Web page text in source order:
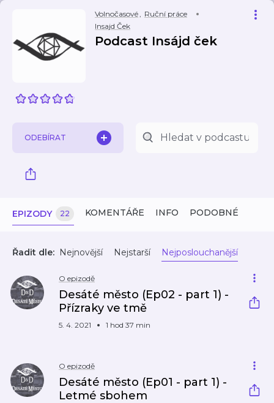
Volnočasové, Ruční práce
Insajd Ček
Podcast Insájd ček
ODEBÍRAT
EPIZODY 22 KOMENTÁŘE INFO PODOBNÉ
Řadit dle: Nejnovější Nejstarší Nejposlouchanější
O epizodě
Desáté město (Ep02 - part 1) -
Přízraky ve tmě
5. 4. 2021 1 hod 37 min
O epizodě
Desáté město (Ep01 - part 1) -
Letmé sbohem